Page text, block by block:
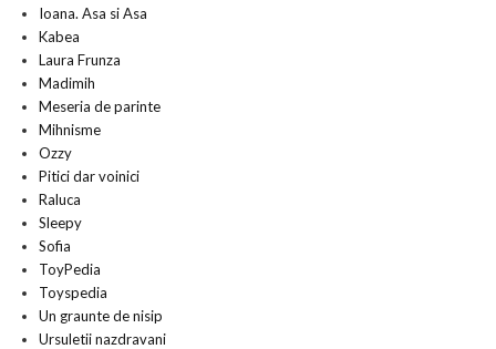
Ioana. Asa si Asa
Kabea
Laura Frunza
Madimih
Meseria de parinte
Mihnisme
Ozzy
Pitici dar voinici
Raluca
Sleepy
Sofia
ToyPedia
Toyspedia
Un graunte de nisip
Ursuletii nazdravani